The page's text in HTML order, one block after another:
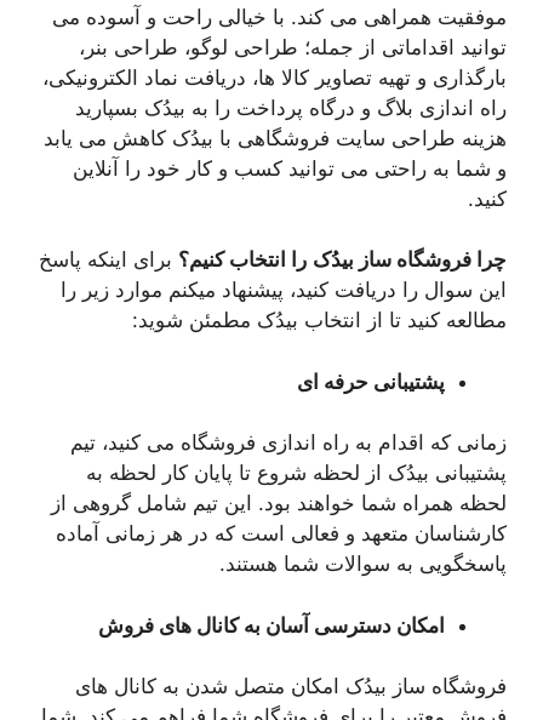
موفقیت همراهی می کند. با خیالی راحت و آسوده می
توانید اقداماتی از جمله؛ طراحی لوگو، طراحی بنر،
بارگذاری و تهیه تصاویر کالا ها، دریافت نماد الکترونیکی،
راه اندازی بلاگ و درگاه پرداخت را به بیدُک بسپارید
هزینه طراحی سایت فروشگاهی با بیدُک کاهش می یابد
و شما به راحتی می توانید کسب و کار خود را آنلاین
کنید.
چرا فروشگاه ساز بیدُک را انتخاب کنیم؟ برای اینکه پاسخ
این سوال را دریافت کنید، پیشنهاد میکنم موارد زیر را
مطالعه کنید تا از انتخاب بیدُک مطمئن شوید:
پشتیبانی حرفه ای
زمانی که اقدام به راه اندازی فروشگاه می کنید، تیم
پشتیبانی بیدُک از لحظه شروع تا پایان کار لحظه به
لحظه همراه شما خواهند بود. این تیم شامل گروهی از
کارشناسان متعهد و فعالی است که در هر زمانی آماده
پاسخگویی به سوالات شما هستند.
امکان دسترسی آسان به کانال های فروش
فروشگاه ساز بیدُک امکان متصل شدن به کانال های